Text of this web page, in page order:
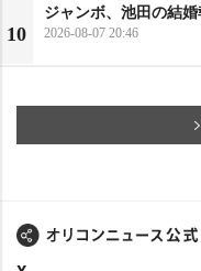
10
ジャンボ、池田の結
2026-08-07 20:46